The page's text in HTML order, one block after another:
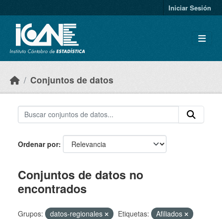
Iniciar Sesión
Conjuntos de datos
Ordenar por
Conjuntos de datos no
encontrados
Grupos: datos-regionales Etiquetas:
Afiliados